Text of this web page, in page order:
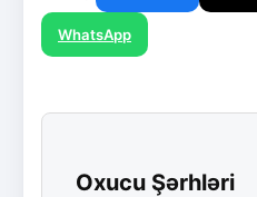
WhatsApp
Oxucu Şərhləri